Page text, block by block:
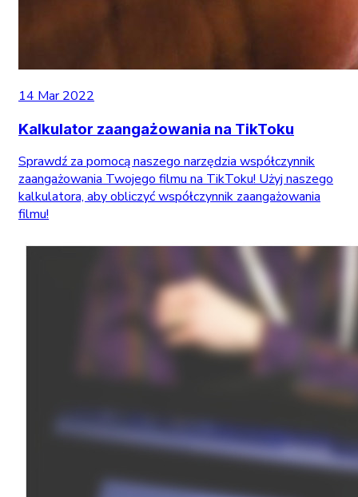
14 Mar 2022
Kalkulator zaangażowania na TikToku
Sprawdź za pomocą naszego narzędzia współczynnik
zaangażowania Twojego filmu na TikToku! Użyj naszego
kalkulatora, aby obliczyć współczynnik zaangażowania
filmu!